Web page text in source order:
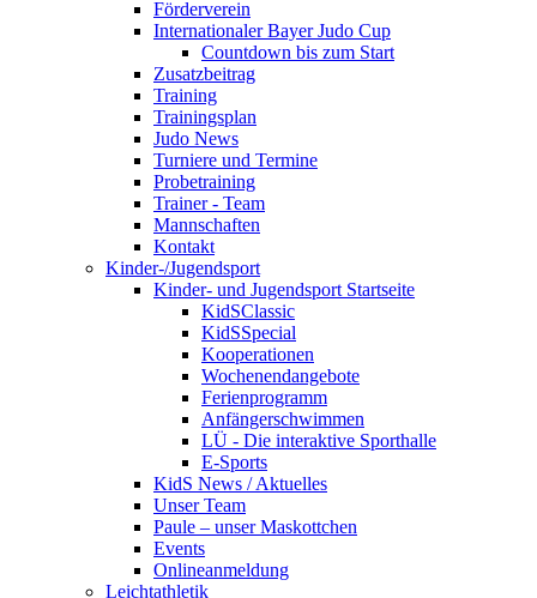
Förderverein
Internationaler Bayer Judo Cup
Countdown bis zum Start
Zusatzbeitrag
Training
Trainingsplan
Judo News
Turniere und Termine
Probetraining
Trainer - Team
Mannschaften
Kontakt
Kinder-/Jugendsport
Kinder- und Jugendsport Startseite
KidSClassic
KidSSpecial
Kooperationen
Wochenendangebote
Ferienprogramm
Anfängerschwimmen
LÜ - Die interaktive Sporthalle
E-Sports
KidS News / Aktuelles
Unser Team
Paule – unser Maskottchen
Events
Onlineanmeldung
Leichtathletik